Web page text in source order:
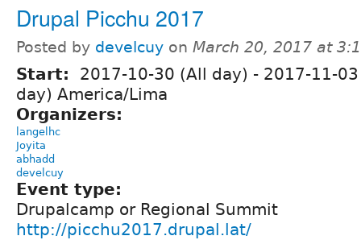
Drupal Picchu 2017
Posted by develcuy on March 20, 2017 at
Start: 2017-10-30 (All day) - 2017-11-
day) America/Lima
Organizers:
langelhc
Joyita
abhadd
develcuy
Event type:
Drupalcamp or Regional Summit
http://picchu2017.drupal.lat/